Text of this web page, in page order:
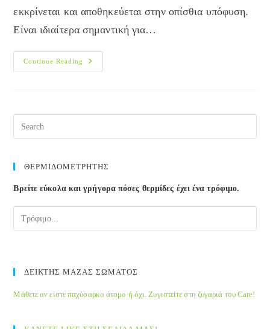
εκκρίνεται και αποθηκεύεται στην οπίσθια υπόφυση.
Είναι ιδιαίτερα σημαντική για…
Continue Reading
Τι
Είναι
ΘΕΡΜΙΔΟΜΕΤΡΗΤΗΣ
Βρείτε εύκολα και γρήγορα πόσες θερμίδες έχει ένα τρόφιμο.
ΔΕΙΚΤΗΣ ΜΑΖΑΣ ΣΩΜΑΤΟΣ
Μάθετε αν είστε παχύσαρκο άτομο ή όχι. Ζυγιστείτε στη ζυγαριά του Care!